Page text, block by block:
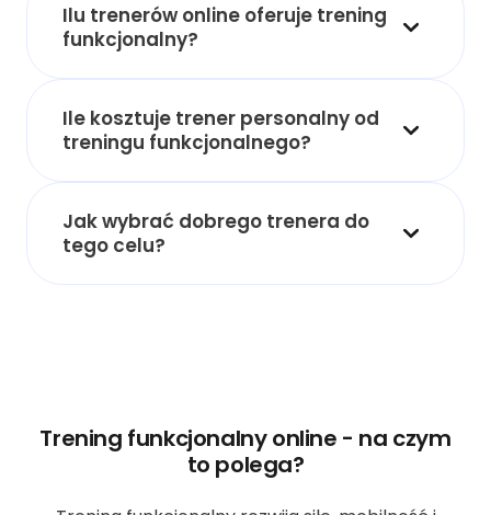
Ilu trenerów online oferuje trening
funkcjonalny?
Ile kosztuje trener personalny od
treningu funkcjonalnego?
Jak wybrać dobrego trenera do
tego celu?
Trening funkcjonalny online - na czym
to polega?